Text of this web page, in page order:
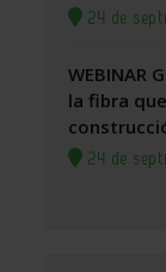
24 de
WEBINAR
la fibra
24 de